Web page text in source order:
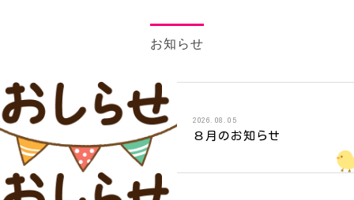
お知らせ
2026.08.05
８月のお知らせ